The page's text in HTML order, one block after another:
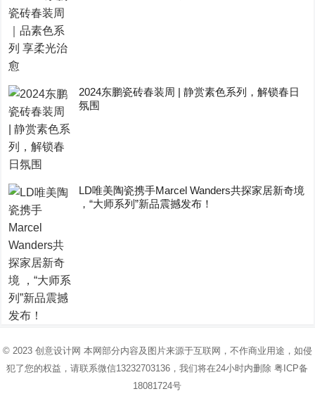
2024东鹏瓷砖春装周 | 静赏素色系列，解锁春日
氛围
LD唯美陶瓷携手Marcel Wanders共探家居新奇境
，“大师系列”新品震撼发布！
© 2023 创意设计网 本网部分内容及图片来源于互联网，不作商业用途，如侵
犯了您的权益，请联系微信13232703136，我们将在24小时内删除粤ICP备
18081724号